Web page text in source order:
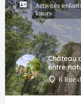
Château
entre
6 Rue
Activités
loisirs